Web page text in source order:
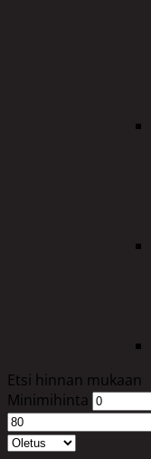
Etsi hinnan mukaan
Minimihinta